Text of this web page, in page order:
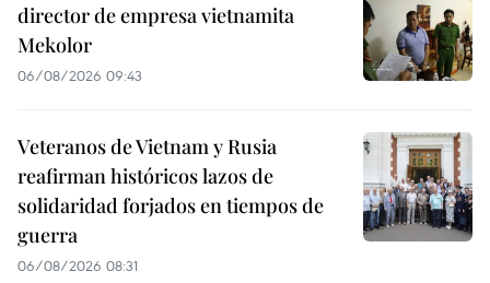
director de empresa vietnamita
Mekolor
06/08/2026 09:43
Veteranos de Vietnam y Rusia
reafirman históricos lazos de
solidaridad forjados en tiempos de
guerra
06/08/2026 08:31